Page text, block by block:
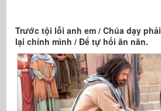
Trước tội lỗi anh em / Chúa dạy
lại chính mình / Để tự hối ăn năn.